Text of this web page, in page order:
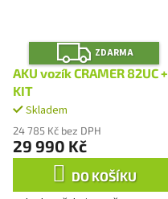
Z
D
A
R
ZDARMA
AKU vozík CRAMER 82UC +
KIT
Průměrné
hodnocení
produktu
je
z
Skladem
24 785 Kč bez DPH
29 990 Kč
DO KOŠÍKU